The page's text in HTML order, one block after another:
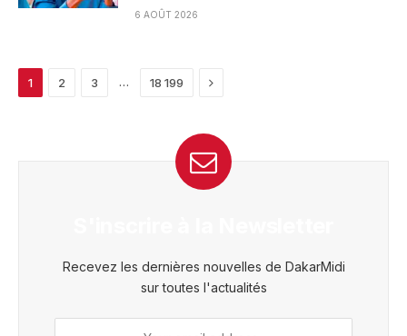
6 AOÛT 2026
1 2 3 … 18 199 Next
Recevez les dernières nouvelles de DakarMidi
sur toutes l'actualités